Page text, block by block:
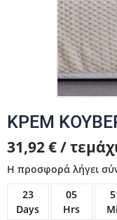
ΚΡΕΜ
31,92 € /
Η προσφορά λήγει
23
Days
05
Hrs